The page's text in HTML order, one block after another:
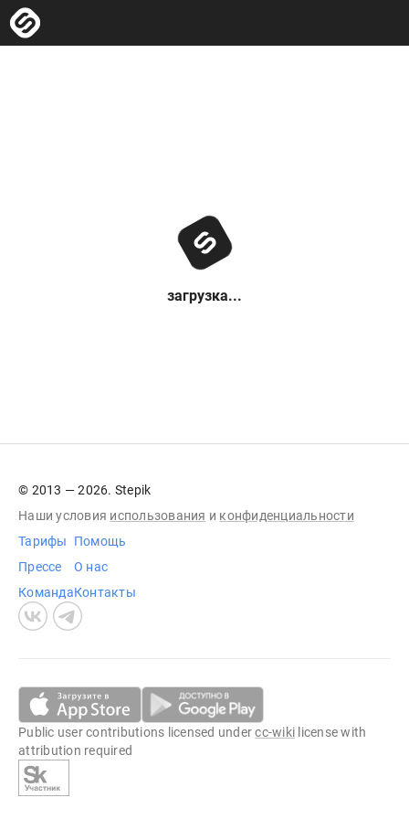
загрузка...
© 2013 — 2026. Stepik
Наши условия использования и конфиденциальности
Тарифы
Прессе
Команда
Помощь
О нас
Контакты
Public user contributions licensed undercc-wiki license with
attribution required